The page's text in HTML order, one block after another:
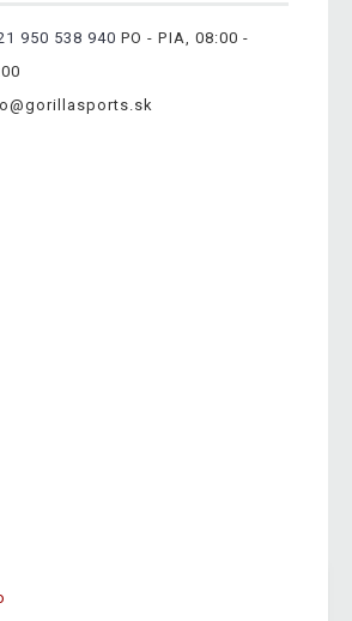
950 538 940 PO - PIA, 08:00 -